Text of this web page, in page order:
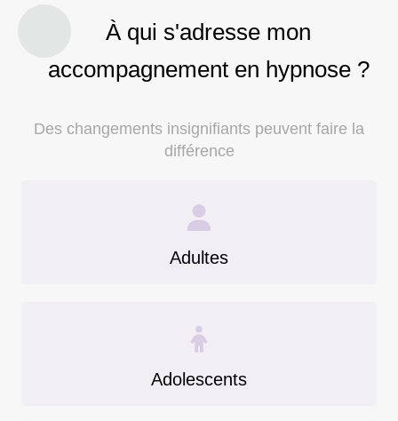
À qui s'adresse mon
accompagnement en hypnose ?
Des changements insignifiants peuvent faire la
différence
Adultes
Adolescents